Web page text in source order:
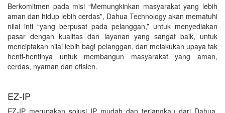
Berkomitmen pada misi “Memungkinkan masyarakat yang lebih
aman dan hidup lebih cerdas”, Dahua Technology akan mematuhi
nilai inti “yang berpusat pada pelanggan,” untuk menyediakan
pasar dengan kualitas dan layanan yang sangat baik, untuk
menciptakan nilai lebih bagi pelanggan, dan melakukan upaya tak
henti-hentinya untuk membangun masyarakat yang aman,
cerdas, nyaman dan efisien.
EZ-IP
EZ-IP merupakan solusi IP mudah dan terjangkau dari Dahua.